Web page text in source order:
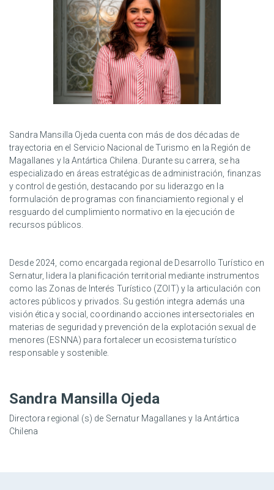
Sandra Mansilla Ojeda cuenta con más de dos décadas de
trayectoria en el Servicio Nacional de Turismo en la Región de
Magallanes y la Antártica Chilena. Durante su carrera, se ha
especializado en áreas estratégicas de administración, finanzas
y control de gestión, destacando por su liderazgo en la
formulación de programas con financiamiento regional y el
resguardo del cumplimiento normativo en la ejecución de
recursos públicos.
Desde 2024, como encargada regional de Desarrollo Turístico en
Sernatur, lidera la planificación territorial mediante instrumentos
como las Zonas de Interés Turístico (ZOIT) y la articulación con
actores públicos y privados. Su gestión integra además una
visión ética y social, coordinando acciones intersectoriales en
materias de seguridad y prevención de la explotación sexual de
menores (ESNNA) para fortalecer un ecosistema turístico
responsable y sostenible.
Sandra Mansilla Ojeda
Directora regional (s) de Sernatur Magallanes y la Antártica
Chilena